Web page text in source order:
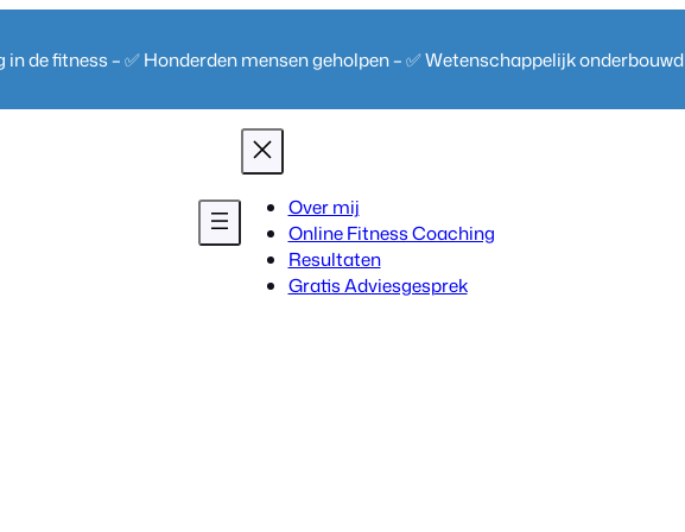
in de fitness – ✅ Honderden mensen geholpen – ✅ Wetenschappelijk onderbouwd
Over mij
Online Fitness Coaching
Resultaten
Gratis Adviesgesprek